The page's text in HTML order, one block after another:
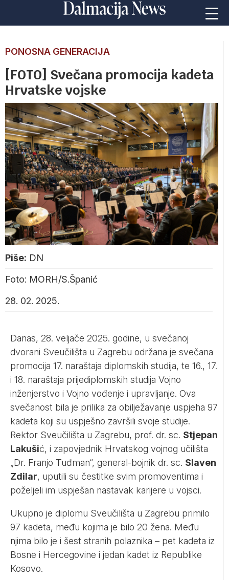
PONOSNA GENERACIJA
[FOTO] Svečana promocija kadeta
Hrvatske vojske
Piše: DN
Foto: MORH/S.Španić
28. 02. 2025.
Danas, 28. veljače 2025. godine, u svečanoj
dvorani Sveučilišta u Zagrebu održana je svečana
promocija 17. naraštaja diplomskih studija, te 16., 17.
i 18. naraštaja prijediplomskih studija Vojno
inženjerstvo i Vojno vođenje i upravljanje. Ova
svečanost bila je prilika za obilježavanje uspjeha 97
kadeta koji su uspješno završili svoje studije.
Rektor Sveučilišta u Zagrebu, prof. dr. sc. Stjepan
Lakušić, i zapovjednik Hrvatskog vojnog učilišta
„Dr. Franjo Tuđman“, general-bojnik dr. sc. Slaven
Zdilar, uputili su čestitke svim promoventima i
poželjeli im uspješan nastavak karijere u vojsci.
Ukupno je diplomu Sveučilišta u Zagrebu primilo
97 kadeta, među kojima je bilo 20 žena. Među
njima bilo je i šest stranih polaznika – pet kadeta iz
Bosne i Hercegovine i jedan kadet iz Republike
Kosovo.